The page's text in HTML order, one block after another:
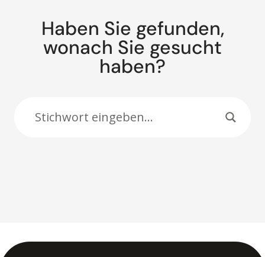
Haben Sie gefunden,
wonach Sie gesucht
haben?